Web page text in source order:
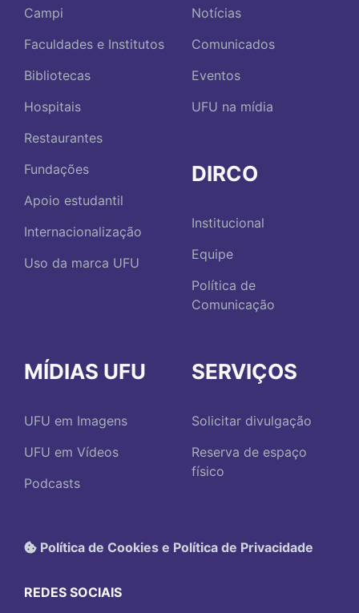
Campi
Faculdades e Institutos
Bibliotecas
Hospitais
Restaurantes
Fundações
Apoio estudantil
Internacionalização
Uso da marca UFU
Notícias
Comunicados
Eventos
UFU na mídia
DIRCO
Institucional
Equipe
Política de
Comunicação
MÍDIAS UFU
UFU em Imagens
UFU em Vídeos
Podcasts
SERVIÇOS
Solicitar divulgação
Reserva de espaço
físico
Política de Cookies e Política de Privacidade
REDES SOCIAIS